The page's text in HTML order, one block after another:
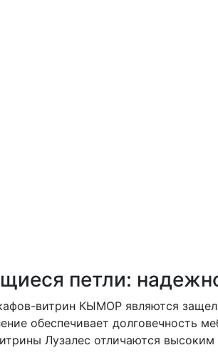
петли:
витрин КЫМОР являются
обеспечивает долговечность
Лузалес отличаются